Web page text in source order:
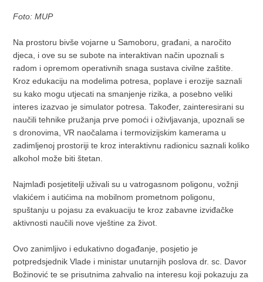
Foto: MUP
Na prostoru bivše vojarne u Samoboru, građani, a naročito
djeca, i ove su se subote na interaktivan način upoznali s
radom i opremom operativnih snaga sustava civilne zaštite.
Kroz edukaciju na modelima potresa, poplave i erozije saznali
su kako mogu utjecati na smanjenje rizika, a posebno veliki
interes izazvao je simulator potresa. Također, zainteresirani su
naučili tehnike pružanja prve pomoći i oživljavanja, upoznali se
s dronovima, VR naočalama i termovizijskim kamerama u
zadimljenoj prostoriji te kroz interaktivnu radionicu saznali koliko
alkohol može biti štetan.
Najmlađi posjetitelji uživali su u vatrogasnom poligonu, vožnji
vlakićem i autićima na mobilnom prometnom poligonu,
spuštanju u pojasu za evakuaciju te kroz zabavne izviđačke
aktivnosti naučili nove vještine za život.
Ovo zanimljivo i edukativno događanje, posjetio je
potpredsjednik Vlade i ministar unutarnjih poslova dr. sc. Davor
Božinović te se prisutnima zahvalio na interesu koji pokazuju za